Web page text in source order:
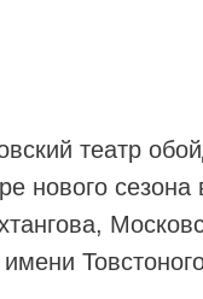
театр
нового